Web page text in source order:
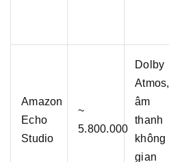
Amazon
Echo
Studio
~
5.800.000
Dolby
Atmos,
âm
thanh
không
gian